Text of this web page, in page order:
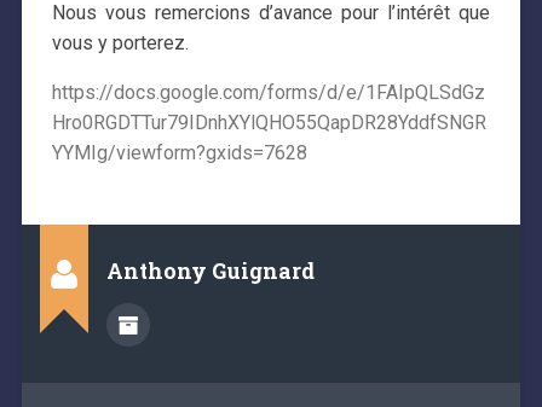
Nous vous remercions d’avance pour l’intérêt que
vous y porterez.
https://docs.google.com/forms/d/e/1FAIpQLSdGz
Hro0RGDTTur79IDnhXYlQHO55QapDR28YddfSNGR
YYMIg/viewform?gxids=7628
Anthony Guignard